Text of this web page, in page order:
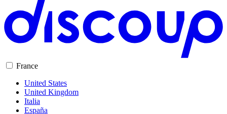
France
United States
United Kingdom
Italia
España